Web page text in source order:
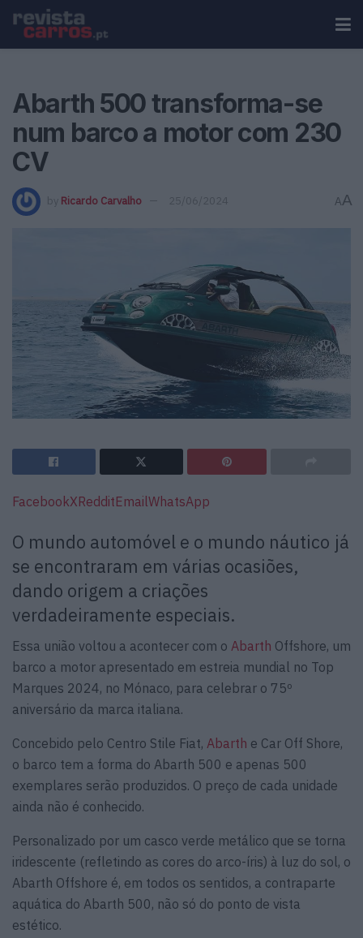
Abarth 500 transforma-se
num barco a motor com 230
CV
by Ricardo Carvalho 25/06/2024 AA
FacebookXRedditEmailWhatsApp
O mundo automóvel e o mundo náutico já
se encontraram em várias ocasiões,
dando origem a criações
verdadeiramente especiais.
Essa união voltou a acontecer com o Abarth Offshore, um
barco a motor apresentado em estreia mundial no Top
Marques 2024, no Mónaco, para celebrar o 75º
aniversário da marca italiana.
Concebido pelo Centro Stile Fiat, Abarth e Car Off Shore,
o barco tem a forma do Abarth 500 e apenas 500
exemplares serão produzidos. O preço de cada unidade
ainda não é conhecido.
Personalizado por um casco verde metálico que se torna
iridescente (refletindo as cores do arco-íris) à luz do sol, o
Abarth Offshore é, em todos os sentidos, a contraparte
aquática do Abarth 500, não só do ponto de vista
estético.